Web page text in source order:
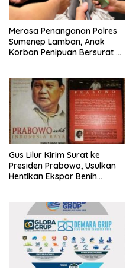
Merasa Penanganan Polres
Sumenep Lamban, Anak
Korban Penipuan Bersurat ke
Gus Lilur Kirim Surat ke
Presiden Prabowo, Usulkan
Hentikan Ekspor Benih